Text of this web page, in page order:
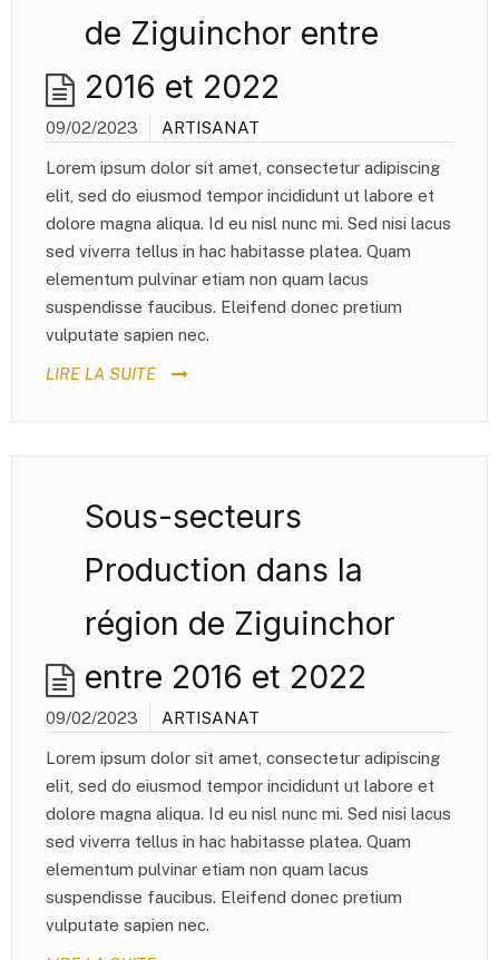
de Ziguinchor entre
2016 et 2022
09/02/2023 ARTISANAT
Lorem ipsum dolor sit amet, consectetur adipiscing
elit, sed do eiusmod tempor incididunt ut labore et
dolore magna aliqua. Id eu nisl nunc mi. Sed nisi lacus
sed viverra tellus in hac habitasse platea. Quam
elementum pulvinar etiam non quam lacus
suspendisse faucibus. Eleifend donec pretium
vulputate sapien nec.
LIRE LA SUITE
Sous-secteurs
Production dans la
région de Ziguinchor
entre 2016 et 2022
09/02/2023 ARTISANAT
Lorem ipsum dolor sit amet, consectetur adipiscing
elit, sed do eiusmod tempor incididunt ut labore et
dolore magna aliqua. Id eu nisl nunc mi. Sed nisi lacus
sed viverra tellus in hac habitasse platea. Quam
elementum pulvinar etiam non quam lacus
suspendisse faucibus. Eleifend donec pretium
vulputate sapien nec.